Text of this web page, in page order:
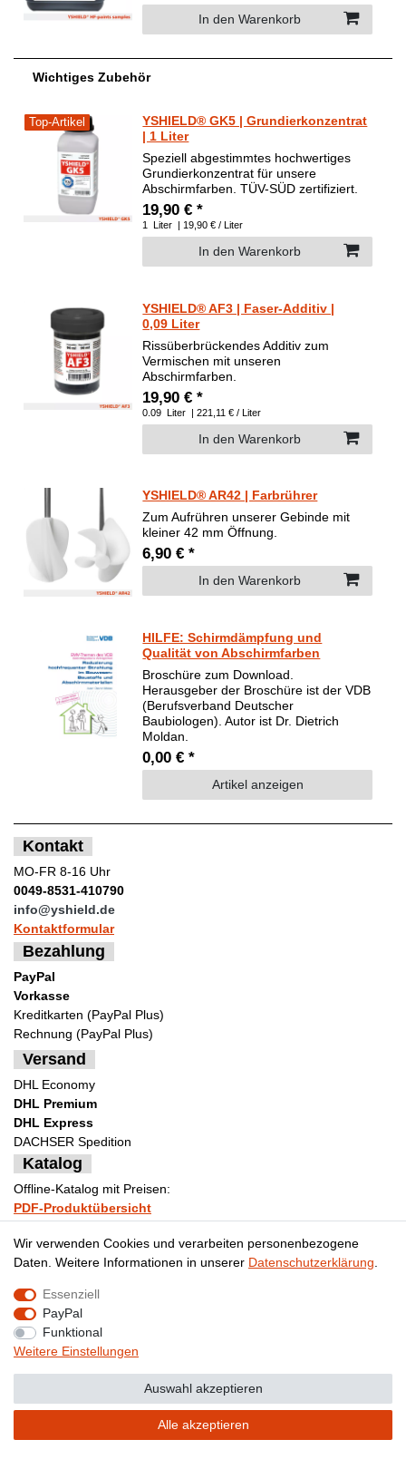
In den Warenkorb
Wichtiges Zubehör
Top-Artikel
YSHIELD® GK5 | Grundierkonzentrat
| 1 Liter
Speziell abgestimmtes hochwertiges
Grundierkonzentrat für unsere
Abschirmfarben. TÜV-SÜD zertifiziert.
19,90 € *
1 Liter | 19,90 € / Liter
In den Warenkorb
YSHIELD® AF3 | Faser-Additiv |
0,09 Liter
Rissüberbrückendes Additiv zum
Vermischen mit unseren
Abschirmfarben.
19,90 € *
0.09 Liter | 221,11 € / Liter
In den Warenkorb
YSHIELD® AR42 | Farbrührer
Zum Aufrühren unserer Gebinde mit
kleiner 42 mm Öffnung.
6,90 € *
In den Warenkorb
HILFE: Schirmdämpfung und
Qualität von Abschirmfarben
Broschüre zum Download.
Herausgeber der Broschüre ist der VDB
(Berufsverband Deutscher
Baubiologen). Autor ist Dr. Dietrich
Moldan.
0,00 € *
Artikel anzeigen
Kontakt
MO-FR 8-16 Uhr
0049-8531-410790
info@yshield.de
Kontaktformular
Bezahlung
PayPal
Vorkasse
Kreditkarten (PayPal Plus)
Rechnung (PayPal Plus)
Versand
DHL Economy
DHL Premium
DHL Express
DACHSER Spedition
Katalog
Offline-Katalog mit Preisen:
PDF-Produktübersicht
Impressum
Widerrufs­recht
Wir verwenden Cookies und verarbeiten personenbezogene
Daten. Weitere Informationen in unserer Daten­schutz­erklärung
Essenziell
PayPal
Funktional
Weitere Einstellungen
Alle akzeptieren
Auswahl akzeptieren